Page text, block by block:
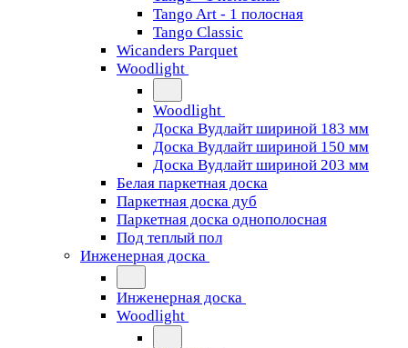
Tango Art - 1 полосная
Tango Classiс
Wicanders Parquet
Woodlight
Woodlight
Доска Вудлайт шириной 183 мм
Доска Вудлайт шириной 150 мм
Доска Вудлайт шириной 203 мм
Белая паркетная доска
Паркетная доска дуб
Паркетная доска однополосная
Под теплый пол
Инженерная доска
Инженерная доска
Woodlight